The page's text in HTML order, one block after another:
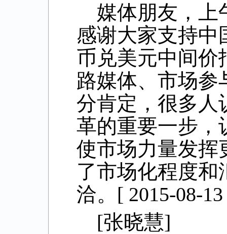
媒体朋友，上
感谢大家支持中
币兑美元中间价
路媒体、市场参
分肯定，很多人
革的重要一步，
使市场力量发挥
了市场化程度
洽。 [ 2015-08-
[张晓慧]